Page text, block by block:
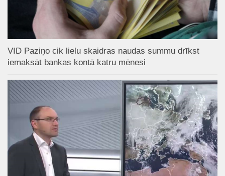
VID Paziņo cik lielu skaidras naudas summu drīkst
iemaksāt bankas kontā katru mēnesi